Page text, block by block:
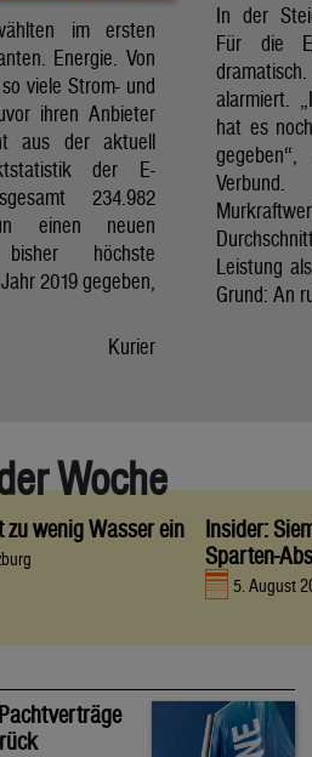
im ersten
Energie. Von
viele Strom- und
ihren Anbieter
aus der aktuell
der E-
234.982
einen neuen
höchste
2019 gegeben,
Kurier
In der
Für die
alarmiert.
hat es
Leistung
Grund: An
Woche
zu wenig Wasser ein
Insider:
Sparten-
5. August